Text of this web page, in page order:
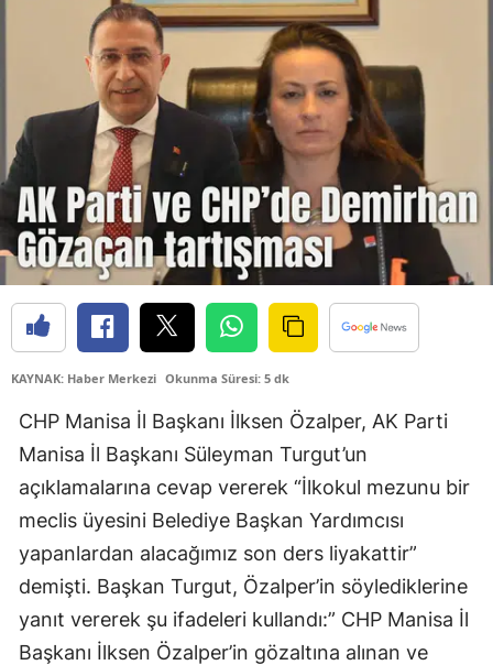
KAYNAK: Haber Merkezi Okunma Süresi: 5 dk
CHP Manisa İl Başkanı İlksen Özalper, AK Parti
Manisa İl Başkanı Süleyman Turgut’un
açıklamalarına cevap vererek “İlkokul mezunu bir
meclis üyesini Belediye Başkan Yardımcısı
yapanlardan alacağımız son ders liyakattir”
demişti. Başkan Turgut, Özalper’in söylediklerine
yanıt vererek şu ifadeleri kullandı:” CHP Manisa İl
Başkanı İlksen Özalper’in gözaltına alınan ve